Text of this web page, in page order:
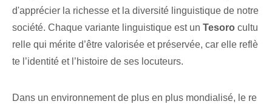
d'apprécier la richesse et la diversité linguistique de notre
société. Chaque variante linguistique est un Tesoro cultu
relle ‍qui mérite‍ d’être valorisée et préservée, car elle reflè
te l’identité et‌ l’histoire de ‌ses locuteurs.
Dans un environnement de plus en plus mondialisé, le re